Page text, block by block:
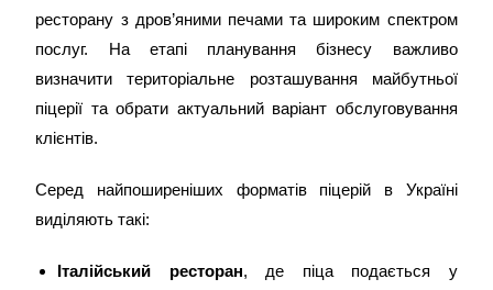
ресторану з дров’яними печами та широким спектром
послуг. На етапі планування бізнесу важливо
визначити територіальне розташування майбутньої
піцерії та обрати актуальний варіант обслуговування
клієнтів.
Серед найпоширеніших форматів піцерій в Україні
виділяють такі:
Італійський ресторан, де піца подається у